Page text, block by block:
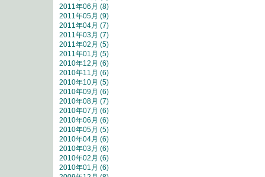
2011年06月 (8)
2011年05月 (9)
2011年04月 (7)
2011年03月 (7)
2011年02月 (5)
2011年01月 (5)
2010年12月 (6)
2010年11月 (6)
2010年10月 (5)
2010年09月 (6)
2010年08月 (7)
2010年07月 (6)
2010年06月 (6)
2010年05月 (5)
2010年04月 (6)
2010年03月 (6)
2010年02月 (6)
2010年01月 (6)